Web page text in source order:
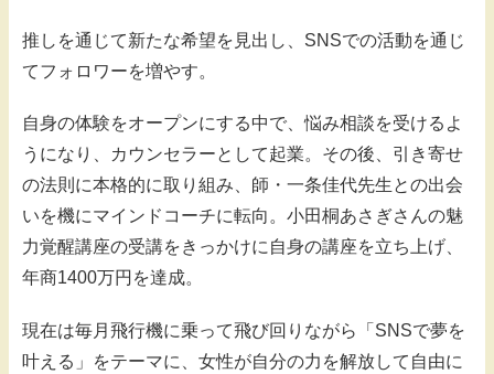
推しを通じて新たな希望を見出し、SNSでの活動を通じ
てフォロワーを増やす。
自身の体験をオープンにする中で、悩み相談を受けるよ
うになり、カウンセラーとして起業。その後、引き寄せ
の法則に本格的に取り組み、師・一条佳代先生との出会
いを機にマインドコーチに転向。小田桐あさぎさんの魅
力覚醒講座の受講をきっかけに自身の講座を立ち上げ、
年商1400万円を達成。
現在は毎月飛行機に乗って飛び回りながら「SNSで夢を
叶える」をテーマに、女性が自分の力を解放して自由に